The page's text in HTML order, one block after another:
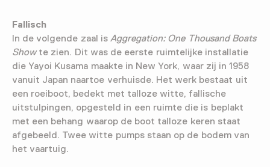
Fallisch
In de volgende zaal isAggregation: One Thousand Boats
Showte zien. Dit was de eerste ruimtelijke installatie
die Yayoi Kusama maakte in New York, waar zij in 1958
vanuit Japan naartoe verhuisde. Het werk bestaat uit
een roeiboot, bedekt met talloze witte, fallische
uitstulpingen, opgesteld in een ruimte die is beplakt
met een behang waarop de boot talloze keren staat
afgebeeld. Twee witte pumps staan op de bodem van
het vaartuig.